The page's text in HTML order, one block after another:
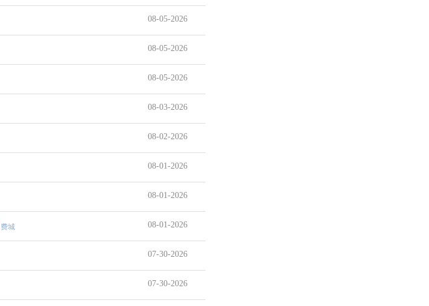
08-05-2026
08-05-2026
08-05-2026
08-03-2026
08-02-2026
08-01-2026
08-01-2026
08-01-2026
费城
07-30-2026
07-30-2026